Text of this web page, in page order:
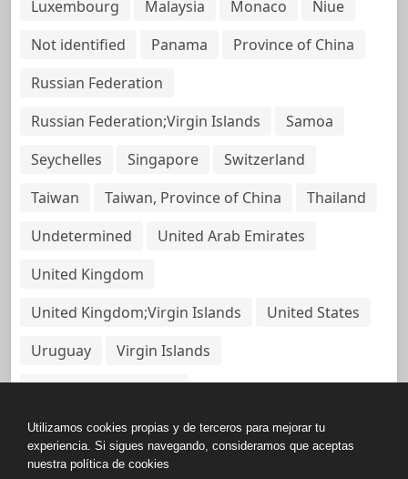
Luxembourg
Malaysia Monaco
Niue
Not identified
Panama
Province of China
Russian Federation
Russian Federation;Virgin Islands
Samoa
Seychelles
Singapore
Switzerland
Taiwan
Taiwan, Province of China
Thailand
Undetermined
United Arab Emirates
United Kingdom
United Kingdom;Virgin Islands
United States
Uruguay
Virgin Islands
Virgin Islands, British
Utilizamos cookies propias y de terceros para mejorar tu
experiencia. Si sigues navegando, consideramos que aceptas
nuestra política de cookies